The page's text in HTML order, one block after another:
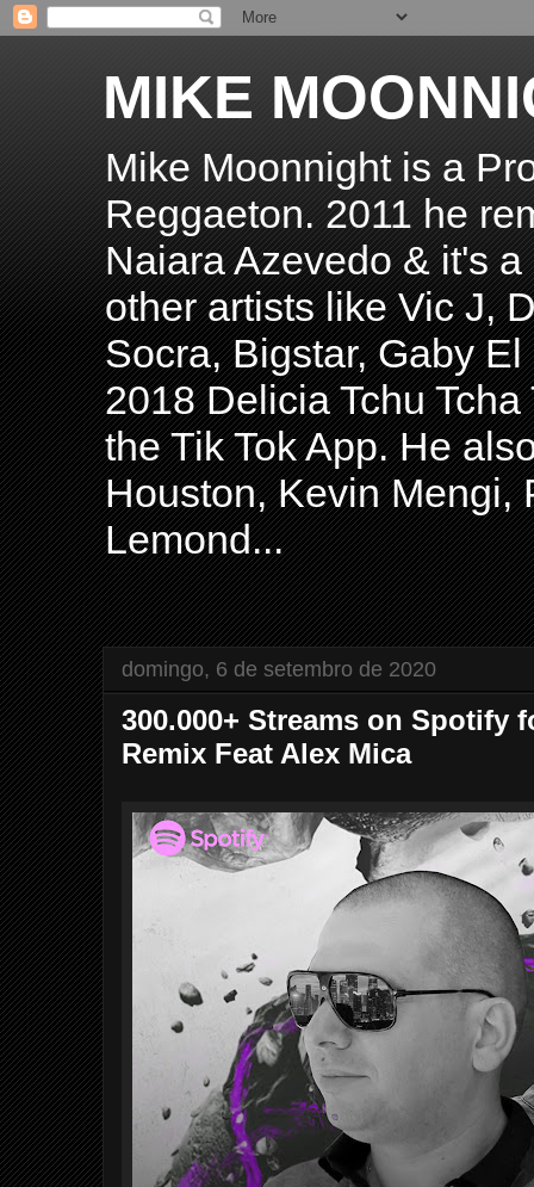
MIKE
Mike Moonnight is a
Reggaeton. 2011 he
Naiara Azevedo & it's
other artists like Vic J,
Socra, Bigstar, Gaby
2018 Delicia Tchu
the Tik Tok App. He
Houston, Kevin Mengi,
Lemond...
domingo, 6 de setembro de 2020
300.000+ Streams on Spotify
Remix Feat Alex Mica